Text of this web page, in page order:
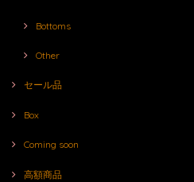
Bottoms
Other
セール品
Box
Coming soon
高額商品